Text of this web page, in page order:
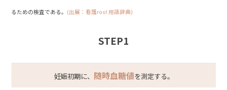
るための検査である。 (出展：看護roo! 用語辞典)
STEP1
妊娠初期に、 随時血糖値を測定する。